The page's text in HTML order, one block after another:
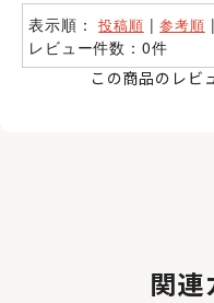
表示順：投稿順 |参考順
レビュー件数：0件
この商品のレビ
関連